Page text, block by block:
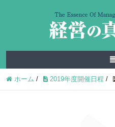
ホーム / 2019年度開催日程 /